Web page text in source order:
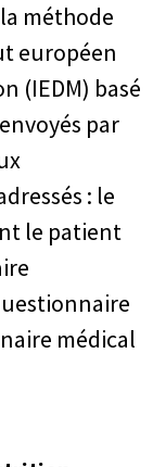
méthode
européen
(IEDM) basé
par
: le
le patient
médical